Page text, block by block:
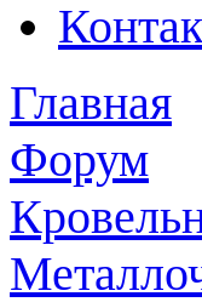
Главная
Форум